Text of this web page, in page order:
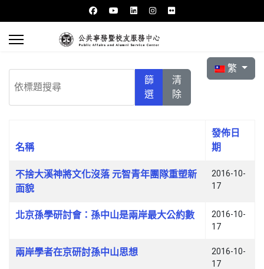
選擇你的語言
繁
篩
選
清
除
文章列表
名稱
發佈日
期
不捨大溪神將文化沒落 元智青年團隊重塑新
面貌
2016-10-
17
北京孫學研討會：孫中山是兩岸最大公約數
2016-10-
17
兩岸學者在京研討孫中山思想
2016-10-
17